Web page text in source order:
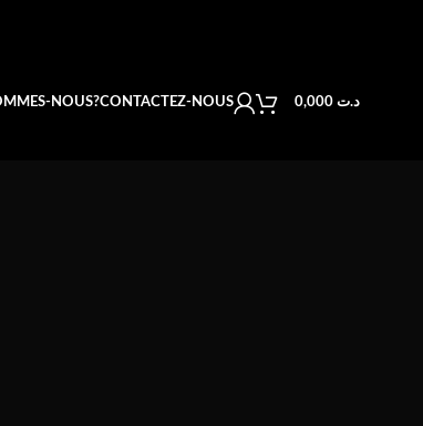
NOUS?CONTACTEZ-NOUS د.ت 0,000